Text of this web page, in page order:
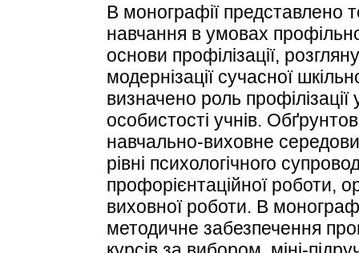
В монографії представлено
навчання в умовах
основи профілізації,
модернізації сучасної
визначено роль
особистості учнів.
навчально-виховне
рівні психологічного
профорієнтаційної роботи,
виховної роботи. В
методичне забезпечення